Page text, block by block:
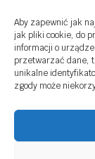
Aby zapewnić jak
jak pliki cookie, do
informacji o
przetwarzać dane,
unikalne
zgody może